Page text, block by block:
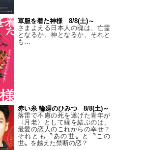
軍服を着た神様 8/8(土)～
さまよえる日本人の魂は、亡霊
となるか、神となるか、それと
も…
赤い糸 輪廻のひみつ 8/8(土)～
落雷で不慮の死を遂げた青年が
〈月老〉として縁を結ぶのは、
最愛の恋人のこれからの幸せ？
それとも〝あの世〟と〝この
世〟を越えた禁断の恋？